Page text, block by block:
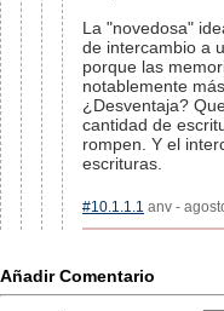
La "novedosa"
de intercambio a
porque las
notablemente
¿Desventaja?
cantidad de
rompen. Y el
escrituras.
#10.1.1.1 anv -
Añadir Comentario